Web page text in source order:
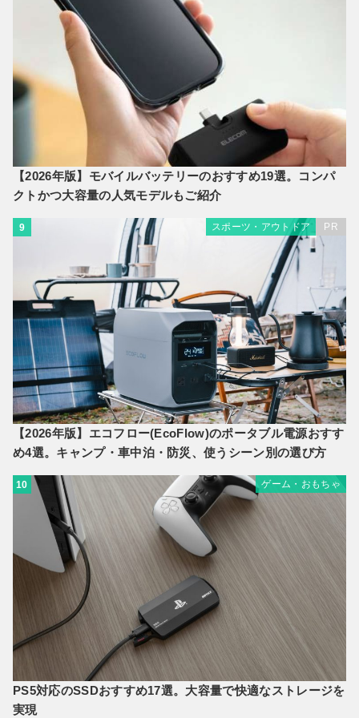
【2026年版】モバイルバッテリーのおすすめ19選。コンパ
クトかつ大容量の人気モデルもご紹介
9 スポーツ・アウトドア PR
【2026年版】エコフロー(EcoFlow)のポータブル電源おすす
め4選。キャンプ・車中泊・防災、使うシーン別の選び方
10 ゲーム・おもちゃ
PS5対応のSSDおすすめ17選。大容量で快適なストレージを
実現